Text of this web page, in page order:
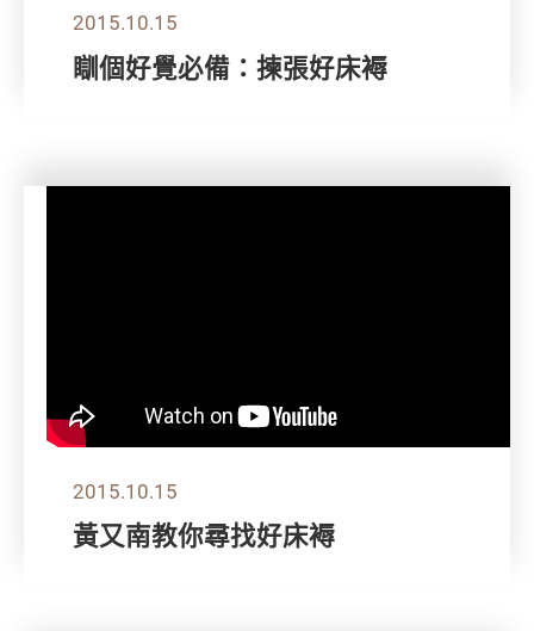
2015.10.15
瞓個好覺必備：揀張好床褥
2015.10.15
黃又南教你尋找好床褥